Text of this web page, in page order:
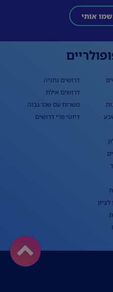
אותי
דרושים נתניה
דרושים אילת
משרות עם שכר גבוה
דיוטי פרי דרושים